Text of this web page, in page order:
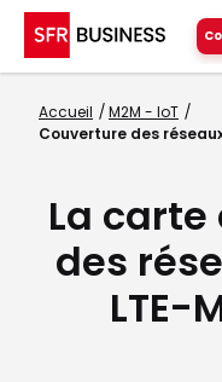
Accueil
M2M - IoT
Couverture des
La
des
LTE-